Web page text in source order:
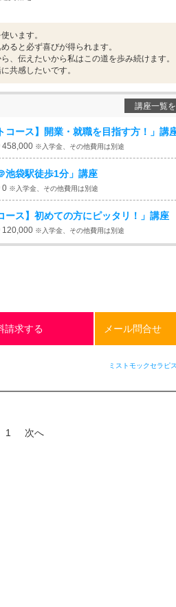
います。
ると必ず喜びが得られます。
、伝えたいから私はこの道を歩み続けます。
共感したいです。
講座一覧
コース】開業・就職を目指す方！」講
458,000 ※入学金、その他費用は別途
池袋駅徒歩1分」講座
0 ※入学金、その他費用は別途
ース】初めての方にピッタリ！」講座
120,000 ※入学金、その他費用は別途
請求する メール問合せ
ミストモックセラピ
1 次へ